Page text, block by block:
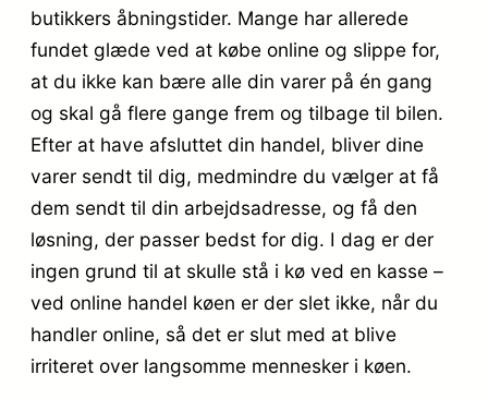
butikkers åbningstider. Mange har allerede
fundet glæde ved at købe online og slippe for,
at du ikke kan bære alle din varer på én gang
og skal gå flere gange frem og tilbage til bilen.
Efter at have afsluttet din handel, bliver dine
varer sendt til dig, medmindre du vælger at få
dem sendt til din arbejdsadresse, og få den
løsning, der passer bedst for dig. I dag er der
ingen grund til at skulle stå i kø ved en kasse –
ved online handel køen er der slet ikke, når du
handler online, så det er slut med at blive
irriteret over langsomme mennesker i køen.